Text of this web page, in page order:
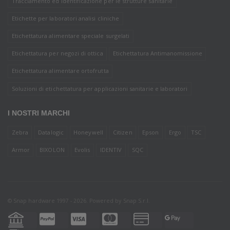
Etichette per laboratori analisi cliniche
Etichettatura alimentare speciale surgelati
Etichettatura per negozi di ottica Etichettatura Antimanomissione
Etichettatura alimentare ortofrutta
Soluzioni di etichettatura per applicazioni sanitarie e laboratori
I NOSTRI MARCHI
Zebra Datalogic Honeywell Citizen Epson Ergo TSC
Armor BIXOLON Evolis IDENTIV SQC
© Snap hardware 1997 - 2026. Powered by Snap S.r.l.